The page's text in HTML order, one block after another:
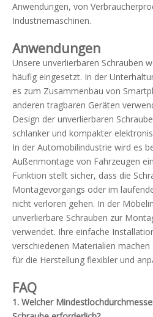
Anwendungen, von
Industriemaschinen.
Anwendungen
Unsere unverlierbaren Schrauben
häufig eingesetzt. In der
es zum Zusammenbau von
anderen tragbaren Geräten
Design der unverlierbaren
schlanker und kompakter
In der Automobilindustrie wird es
Außenmontage von Fahrzeugen
Funktion stellt sicher, dass die
Montagevorgangs oder im
nicht verloren gehen. In der
unverlierbare Schrauben zur
verwendet. Ihre einfache
verschiedenen Materialien
für die Herstellung flexibler und
FAQ
1. Welcher